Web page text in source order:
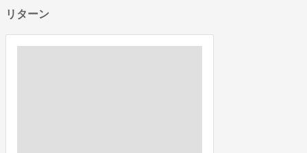
リターン